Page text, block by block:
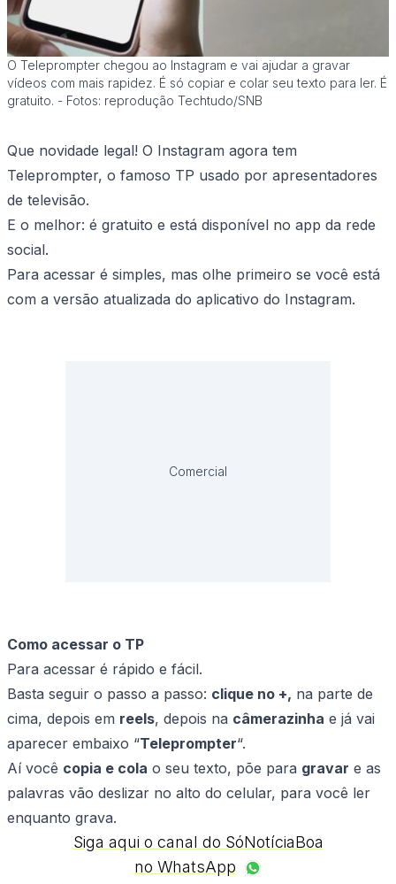
O Teleprompter chegou ao Instagram e vai ajudar a gravar
vídeos com mais rapidez. É só copiar e colar seu texto para ler. É
gratuito. - Fotos: reprodução Techtudo/SNB
Que novidade legal! O Instagram agora tem
Teleprompter, o famoso TP usado por apresentadores
de televisão.
E o melhor: é gratuito e está disponível no app da rede
social.
Para acessar é simples, mas olhe primeiro se você está
com a versão atualizada do aplicativo do Instagram.
Comercial
Como acessar o TP
Para acessar é rápido e fácil.
Basta seguir o passo a passo: clique no +, na parte de
cima, depois em reels, depois na câmerazinha e já vai
aparecer embaixo “Teleprompter“.
Aí você copia e cola o seu texto, põe para gravar e as
palavras vão deslizar no alto do celular, para você ler
enquanto grava.
Siga aqui o canal do SóNotíciaBoa
no WhatsApp